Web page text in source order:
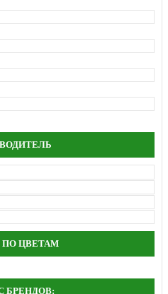
ПО ЦВЕТАМ
БРЕНДОВ: